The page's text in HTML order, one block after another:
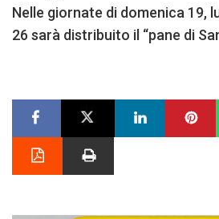
Nelle giornate di domenica 19,
26 sarà distribuito il “pane di